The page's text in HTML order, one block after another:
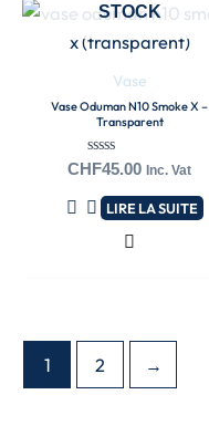
STOCK
Vase
Vase Oduman N10 Smoke X –
Transparent
Note
sur
5
CHF45.00 Inc. Vat
LIRE LA SUITE
1 2 →